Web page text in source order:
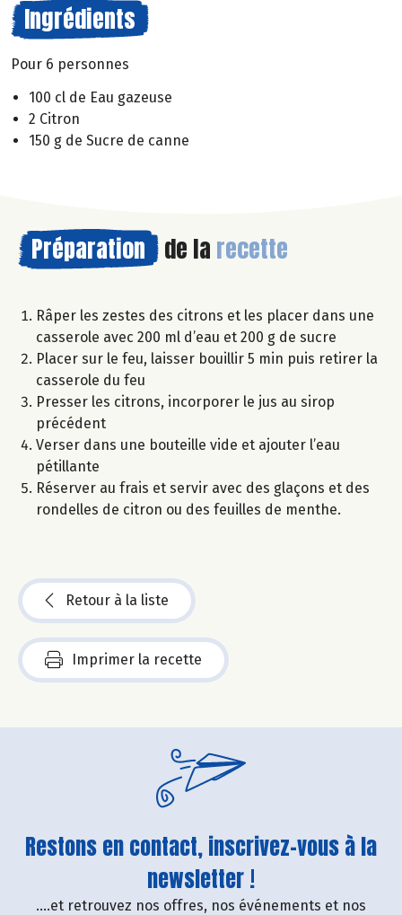
Ingrédients
Pour 6 personnes
100 cl de Eau gazeuse
2 Citron
150 g de Sucre de canne
Préparation de la recette
Râper les zestes des citrons et les placer dans une
casserole avec 200 ml d’eau et 200 g de sucre
Placer sur le feu, laisser bouillir 5 min puis retirer la
casserole du feu
Presser les citrons, incorporer le jus au sirop
précédent
Verser dans une bouteille vide et ajouter l’eau
pétillante
Réserver au frais et servir avec des glaçons et des
rondelles de citron ou des feuilles de menthe.
Retour à la liste
Imprimer la recette
Restons en contact, inscrivez-vous à la
newsletter !
....et retrouvez nos offres, nos événements et nos